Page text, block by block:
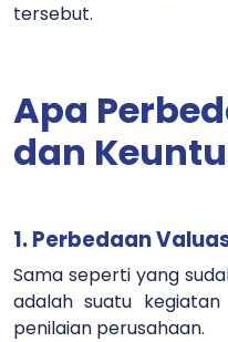
tersebut.
Apa
dan
1. Perbedaan
Sama seperti yang
adalah suatu
penilaian perusahaan.